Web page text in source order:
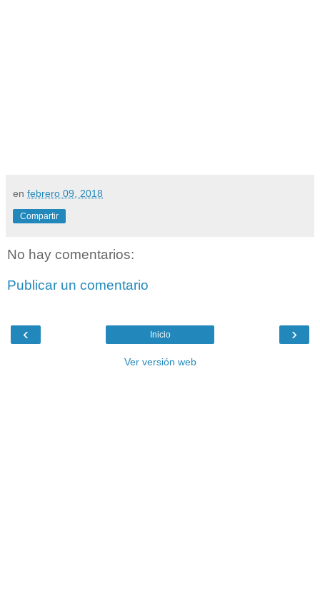
en febrero 09, 2018
Compartir
No hay comentarios:
Publicar un comentario
‹ ›
Inicio
Ver versión web